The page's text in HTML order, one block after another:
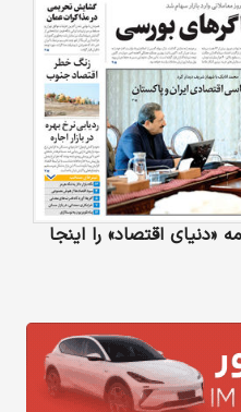
«دنیای‌ اقتصاد» را اینجا